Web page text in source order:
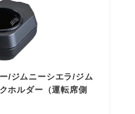
/ジムニーシエラ/ジム
ホルダー（運転席側